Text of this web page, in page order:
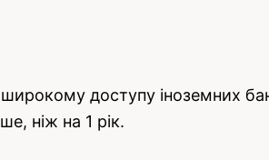
доступу іноземних
ніж на 1 рік.